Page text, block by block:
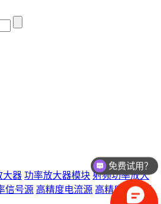
大器 功率放大器模块 射频功率放大
信号源 高精度电流源 高精度电压源
价格如何？